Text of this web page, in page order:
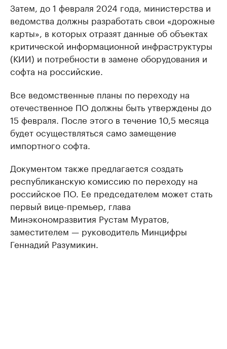
Затем, до 1 февраля 2024 года, министерства и
ведомства должны разработать свои «дорожные
карты», в которых отразят данные об объектах
критической информационной инфраструктуры
(КИИ) и потребности в замене оборудования и
софта на российские.
Все ведомственные планы по переходу на
отечественное ПО должны быть утверждены до
15 февраля. После этого в течение 10,5 месяца
будет осуществляться само замещение
импортного софта.
Документом также предлагается создать
республиканскую комиссию по переходу на
российское ПО. Ее председателем может стать
первый вице-премьер, глава
Минэкономразвития Рустам Муратов,
заместителем — руководитель Минцифры
Геннадий Разумикин.